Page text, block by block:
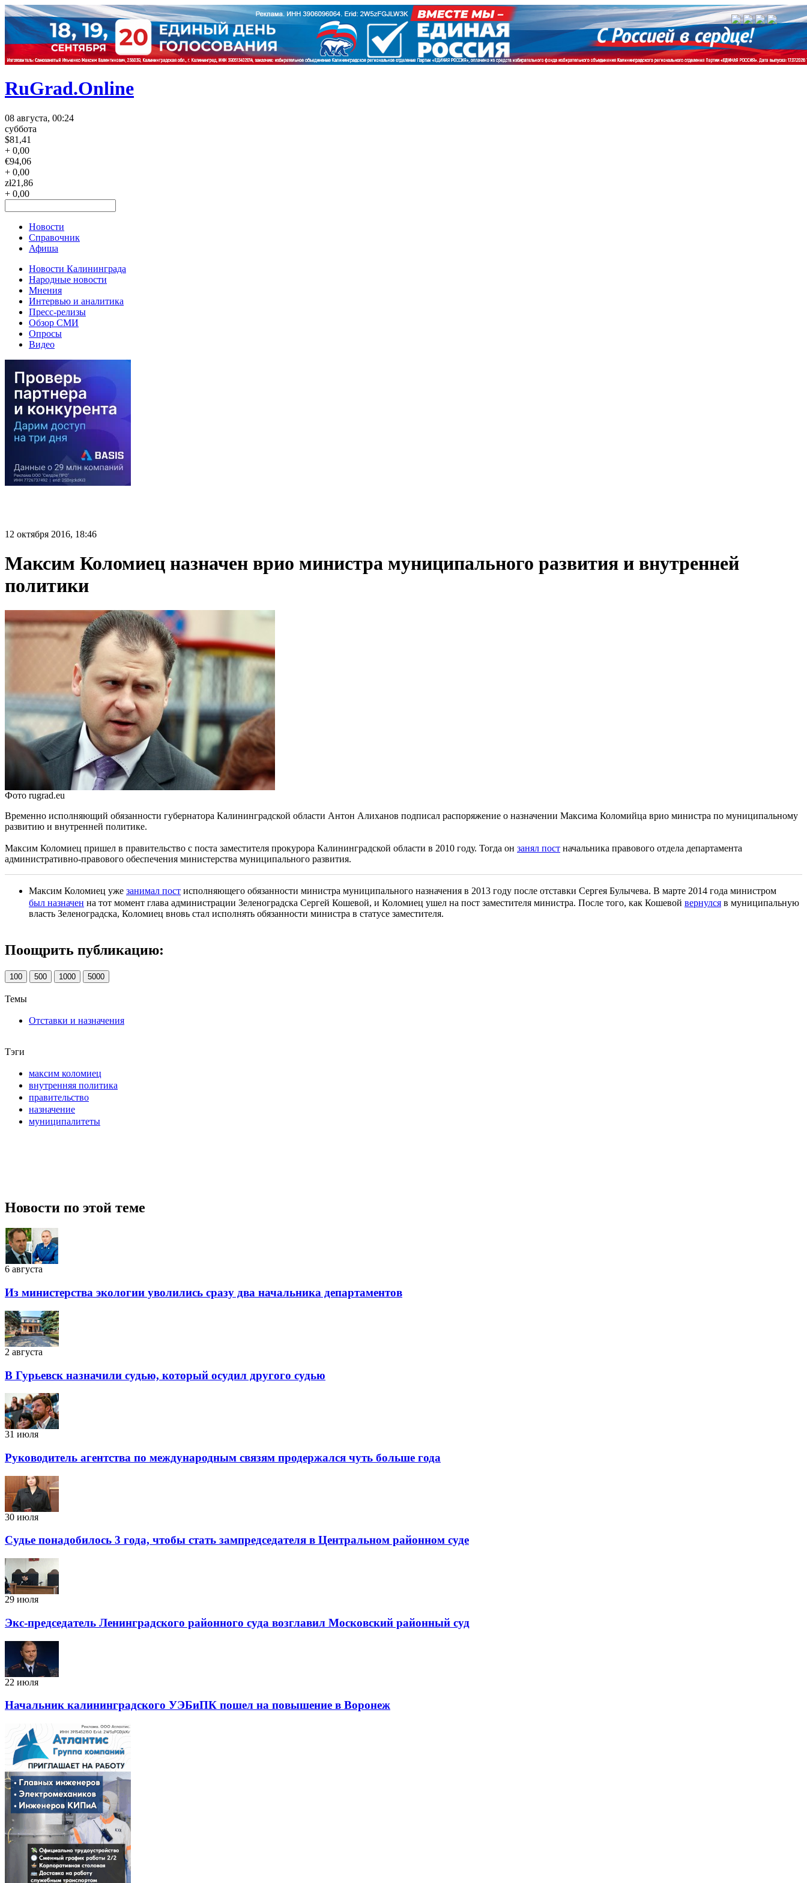
RuGrad.Online
08 августа, 00:24
суббота
$81,41
+ 0,00
€94,06
+ 0,00
zł21,86
+ 0,00
Новости
Справочник
Афиша
Новости Калининграда
Народные новости
Мнения
Интервью и аналитика
Пресс-релизы
Обзор СМИ
Опросы
Видео
12 октября 2016, 18:46
Максим Коломиец назначен врио министра муниципального развития и внутренней
политики
Фото rugrad.eu
Временно исполняющий обязанности губернатора Калининградской области Антон Алиханов подписал распоряжение о назначении Максима Коломийца врио министра по муниципальному
развитию и внутренней политике.
Максим Коломиец пришел в правительство с поста заместителя прокурора Калининградской области в 2010 году. Тогда он занял пост начальника правового отдела департамента
административно-правового обеспечения министерства муниципального развития.
Максим Коломиец уже занимал пост исполняющего обязанности министра муниципального назначения в 2013 году после отставки Сергея Булычева. В марте 2014 года министром
был назначен на тот момент глава администрации Зеленоградска Сергей Кошевой, и Коломиец ушел на пост заместителя министра. После того, как Кошевой вернулся в муниципальную
власть Зеленоградска, Коломиец вновь стал исполнять обязанности министра в статусе заместителя.
Поощрить публикацию:
100 500 1000 5000
Темы
Отставки и назначения
Тэги
максим коломиец
внутренняя политика
правительство
назначение
муниципалитеты
Новости по этой теме
6 августа
Из министерства экологии уволились сразу два начальника департаментов
2 августа
В Гурьевск назначили судью, который осудил другого судью
31 июля
Руководитель агентства по международным связям продержался чуть больше года
30 июля
Судье понадобилось 3 года, чтобы стать зампредседателя в Центральном районном суде
29 июля
Экс-председатель Ленинградского районного суда возглавил Московский районный суд
22 июля
Начальник калининградского УЭБиПК пошел на повышение в Воронеж